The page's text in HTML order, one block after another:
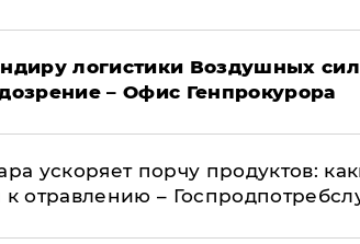
логистики Воздушных
– Офис Генпрокурора
ускоряет порчу продуктов:
к отравлению –